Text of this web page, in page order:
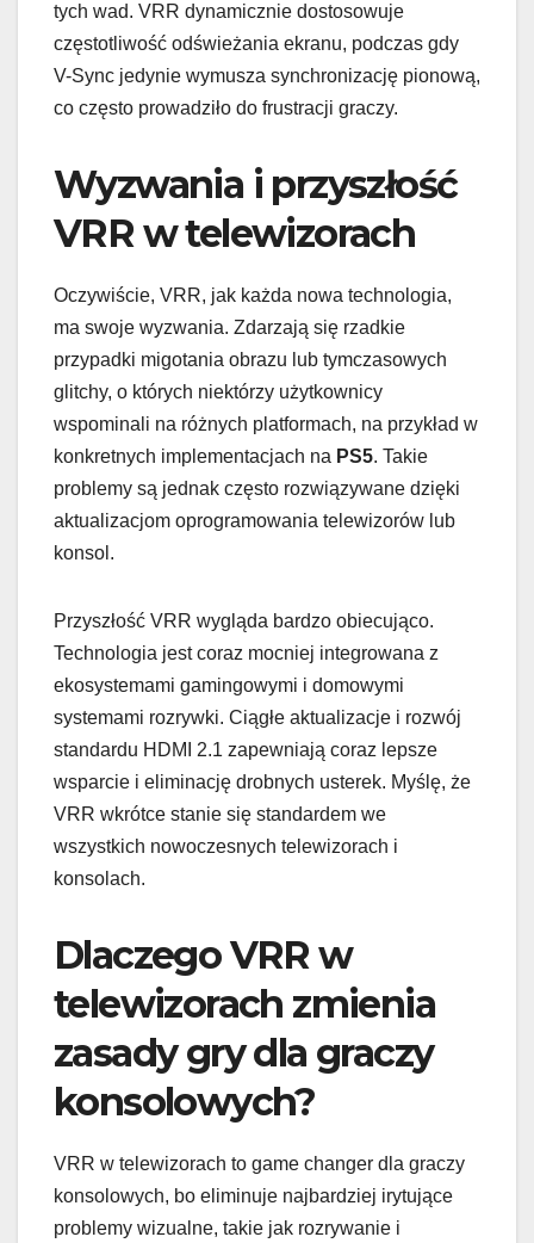
tych wad. VRR dynamicznie dostosowuje
częstotliwość odświeżania ekranu, podczas gdy
V-Sync jedynie wymusza synchronizację pionową,
co często prowadziło do frustracji graczy.
Wyzwania i przyszłość
VRR w telewizorach
Oczywiście, VRR, jak każda nowa technologia,
ma swoje wyzwania. Zdarzają się rzadkie
przypadki migotania obrazu lub tymczasowych
glitchy, o których niektórzy użytkownicy
wspominali na różnych platformach, na przykład w
konkretnych implementacjach na PS5. Takie
problemy są jednak często rozwiązywane dzięki
aktualizacjom oprogramowania telewizorów lub
konsol.
Przyszłość VRR wygląda bardzo obiecująco.
Technologia jest coraz mocniej integrowana z
ekosystemami gamingowymi i domowymi
systemami rozrywki. Ciągłe aktualizacje i rozwój
standardu HDMI 2.1 zapewniają coraz lepsze
wsparcie i eliminację drobnych usterek. Myślę, że
VRR wkrótce stanie się standardem we
wszystkich nowoczesnych telewizorach i
konsolach.
Dlaczego VRR w
telewizorach zmienia
zasady gry dla graczy
konsolowych?
VRR w telewizorach to game changer dla graczy
konsolowych, bo eliminuje najbardziej irytujące
problemy wizualne, takie jak rozrywanie i